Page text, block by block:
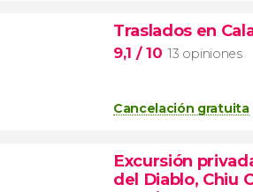
Traslados en
9,1 / 10 13 opiniones
Cancelación gratuita
Excursión
del Diablo, Chiu